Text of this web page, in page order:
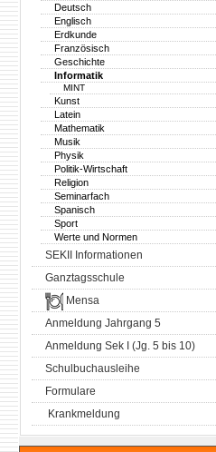
Deutsch
Englisch
Erdkunde
Französisch
Geschichte
Informatik
MINT
Kunst
Latein
Mathematik
Musik
Physik
Politik-Wirtschaft
Religion
Seminarfach
Spanisch
Sport
Werte und Normen
SEKII Informationen
Ganztagsschule
Mensa
Anmeldung Jahrgang 5
Anmeldung Sek I (Jg. 5 bis 10)
Schulbuchausleihe
Formulare
Krankmeldung